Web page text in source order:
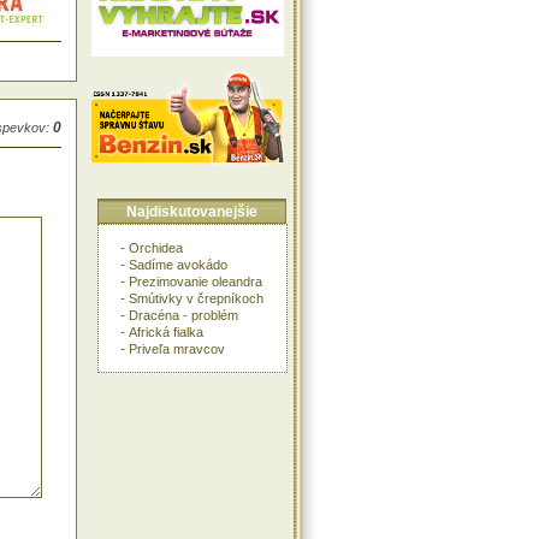
0
Najdiskutovanejšie
- Orchidea
- Sadíme avokádo
- Prezimovanie oleandra
- Smútivky v črepníkoch
- Dracéna - problém
- Africká fialka
- Priveľa mravcov